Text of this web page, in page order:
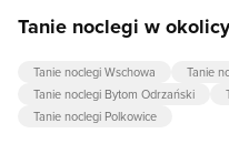
Tanie noclegi w
Tanie noclegi Wschowa Tanie
Tanie noclegi Bytom Odrzański
Tanie noclegi Polkowice